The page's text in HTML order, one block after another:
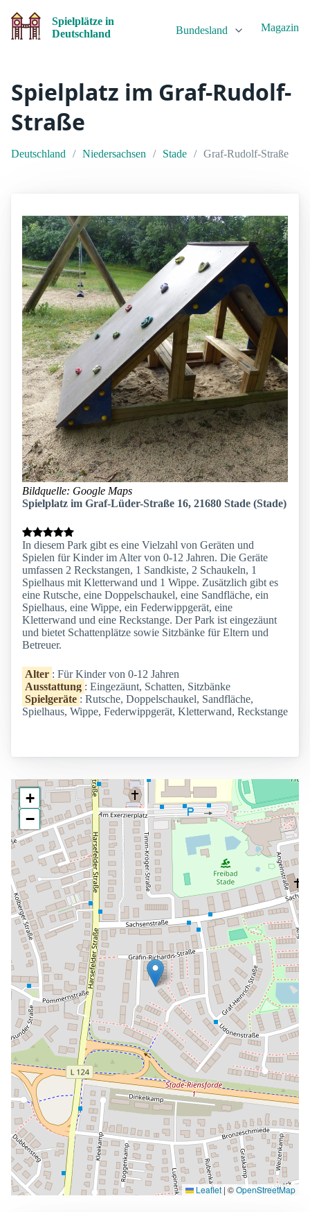
Spielplätze in
Deutschland
Bundesland Magazin
Spielplatz im Graf-Rudolf-
Straße
Deutschland Niedersachsen Stade Graf-Rudolf-Straße
Bildquelle: Google Maps
Spielplatz im Graf-Lüder-Straße 16, 21680 Stade (Stade)
In diesem Park gibt es eine Vielzahl von Geräten und
Spielen für Kinder im Alter von 0-12 Jahren. Die Geräte
umfassen 2 Reckstangen, 1 Sandkiste, 2 Schaukeln, 1
Spielhaus mit Kletterwand und 1 Wippe. Zusätzlich gibt es
eine Rutsche, eine Doppelschaukel, eine Sandfläche, ein
Spielhaus, eine Wippe, ein Federwippgerät, eine
Kletterwand und eine Reckstange. Der Park ist eingezäunt
und bietet Schattenplätze sowie Sitzbänke für Eltern und
Betreuer.
Alter : Für Kinder von 0-12 Jahren
Ausstattung : Eingezäunt, Schatten, Sitzbänke
Spielgeräte : Rutsche, Doppelschaukel, Sandfläche,
Spielhaus, Wippe, Federwippgerät, Kletterwand, Reckstange
+
−
Leaflet | ©OpenStreetMap